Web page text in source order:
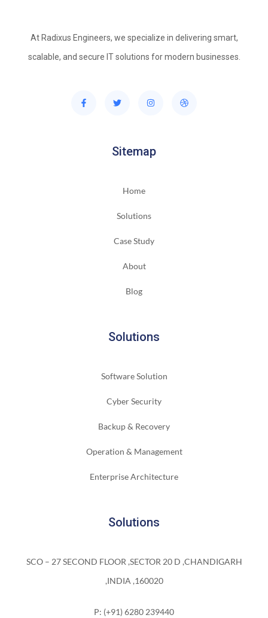
At Radixus Engineers, we specialize in delivering smart,
scalable, and secure IT solutions for modern businesses.
Sitemap
Home
Solutions
Case Study
About
Blog
Solutions
Software Solution
Cyber Security
Backup & Recovery
Operation & Management
Enterprise Architecture
Solutions
SCO – 27 SECOND FLOOR ,SECTOR 20 D ,CHANDIGARH
,INDIA ,160020
P: (+91) 6280 239440